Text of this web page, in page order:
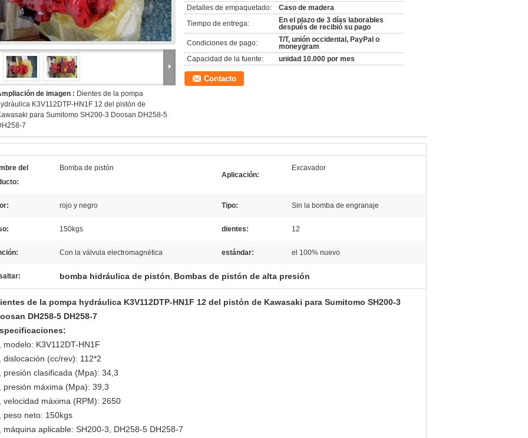
de imagen : Dientes de la pompa
K3V112DTP-HN1F 12 del pistón de
para Sumitomo SH200-3 Doosan DH258-5
7
Detalles de empaquetado:
Caso de madera
Tiempo de entrega:
En el plazo de 3 días laborables
después de recibió su pago
Condiciones de pago:
T/T, unión occidental, PayPal o
moneygram
Capacidad de la fuente:
unidad 10.000 por mes
Contacto
del
Bomba de pistón
Aplicación:
Excavador
rojo y negro Tipo: Sin la bomba de engranaje
150kgs dientes: 12
Con la válvula electromagnética estándar: el 100% nuevo
bomba hidráulica de pistón, Bombas de pistón de alta presión
de la pompa hydráulica K3V112DTP-HN1F 12 del pistón de Kawasaki para Sumitomo SH200-3
DH258-5 DH258-7
modelo: K3V112DT-HN1F
dislocación (cc/rev): 112*2
presión clasificada (Mpa): 34,3
presión máxima (Mpa): 39,3
velocidad máxima (RPM): 2650
peso neto: 150kgs
máquina aplicable: SH200-3, DH258-5 DH258-7